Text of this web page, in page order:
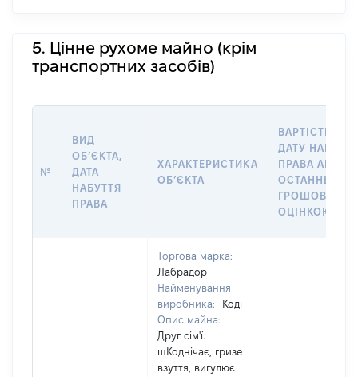
5. Цінне рухоме майно (крім
транспортних засобів)
№
ВИД
ОБʼЄКТА,
ДАТА
НАБУТТЯ
ПРАВА
ХАРАКТЕРИСТИКА
ОБʼЄКТА
ВАРТІСТЬ НА
ДАТУ
ПРАВА АБО ЗА
ОСТАННЬОЮ
ГРОШОВОЮ
ОЦІНКОЮ,
Торгова марка:
Лабрадор
Найменування
виробника:
Коді
Опис майна:
Друг сім'ї.
шКоднічає, гризе
взуття, вигулює